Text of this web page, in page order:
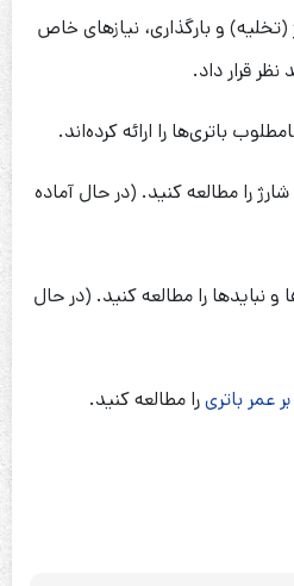
(تخلیه) و بارگذاری، نیازهای خاص
نظر قرار داد.
باتری‌ها را ارائه کرده‌اند.
را مطالعه کنید. (در حال آماده
نبایدها را مطالعه کنید. (در حال
عمر باتریرا مطالعه کنید.